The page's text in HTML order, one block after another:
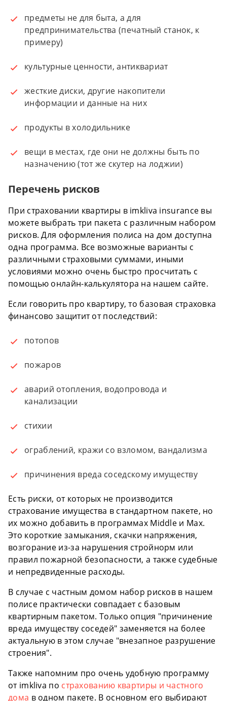
предметы не для быта, а для
предпринимательства (печатный станок, к
примеру)
культурные ценности, антиквариат
жесткие диски, другие накопители
информации и данные на них
продукты в холодильнике
вещи в местах, где они не должны быть по
назначению (тот же скутер на лоджии)
Перечень рисков
При страховании квартиры в imkliva insurance вы
можете выбрать три пакета с различным набором
рисков. Для оформления полиса на дом доступна
одна программа. Все возможные варианты с
различными страховыми суммами, иными
условиями можно очень быстро просчитать с
помощью онлайн-калькулятора на нашем сайте.
Если говорить про квартиру, то базовая страховка
финансово защитит от последствий:
потопов
пожаров
аварий отопления, водопровода и
канализации
стихии
ограблений, кражи со взломом, вандализма
причинения вреда соседскому имуществу
Есть риски, от которых не производится
страхование имущества в стандартном пакете, но
их можно добавить в программах Middle и Max.
Это короткие замыкания, скачки напряжения,
возгорание из-за нарушения стройнорм или
правил пожарной безопасности, а также судебные
и непредвиденные расходы.
В случае с частным домом набор рисков в нашем
полисе практически совпадает с базовым
квартирным пакетом. Только опция "причинение
вреда имуществу соседей" заменяется на более
актуальную в этом случае "внезапное разрушение
строения".
Также напомним про очень удобную программу
от imkliva по страхованию квартиры и частного
дома в одном пакете. В основном его выбирают